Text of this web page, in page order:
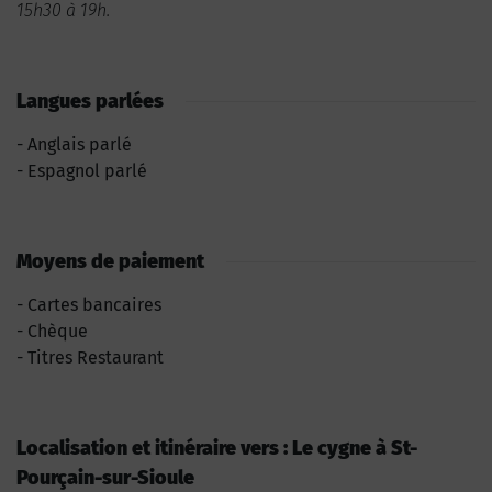
15h30 à 19h.
Langues parlées
Anglais parlé
Espagnol parlé
Moyens de paiement
Cartes bancaires
Chèque
Titres Restaurant
Localisation et itinéraire vers : Le cygne à St-
Pourçain-sur-Sioule